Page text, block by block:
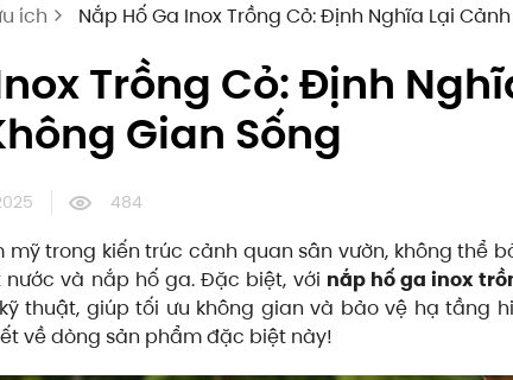
ích Nắp Hố Ga Inox Trồng Cỏ: Định Nghĩa Lại
Trồng Cỏ: Định
Gian Sống
484
mỹ trong kiến trúc cảnh quan sân vườn, không thể
và nắp hố ga. Đặc biệt, với nắp hố ga inox
thuật, giúp tối ưu không gian và bảo vệ hạ tầng
về dòng sản phẩm đặc biệt này!